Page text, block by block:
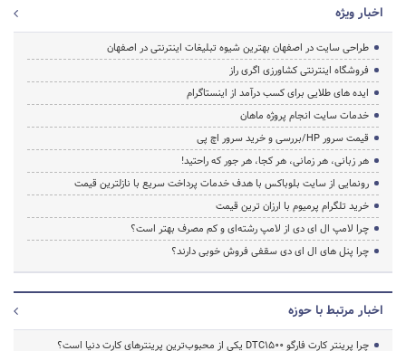
اخبار ویژه
طراحی سایت در اصفهان بهترین شیوه تبلیغات اینترنتی در اصفهان
فروشگاه اینترنتی کشاورزی اگری راز
ایده های طلایی برای کسب درآمد از اینستاگرام
خدمات سایت انجام پروژه ماهان
قیمت سرور HP/بررسی و خرید سرور اچ پی
هر زبانی، هر زمانی، هر کجا، هر جور که راحتید!
رونمایی از سایت بلوباکس با هدف خدمات پرداخت سریع با نازلترین قیمت
خرید تلگرام پرمیوم با ارزان ترین قیمت
چرا لامپ ال ای دی از لامپ رشته‌ای و کم مصرف بهتر است؟
چرا پنل های ال ای دی سقفی فروش خوبی دارند؟
اخبار مرتبط با حوزه
چرا پرینتر کارت فارگو DTC1500 یکی از محبوب‌ترین پرینترهای کارت دنیا است؟